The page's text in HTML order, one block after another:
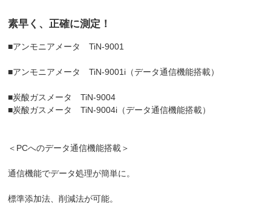
素早く、正確に測定！
■アンモニアメータ TiN-9001
■アンモニアメータ TiN-9001i（データ通信機能搭載）
■炭酸ガスメータ TiN-9004
■炭酸ガスメータ TiN-9004i（データ通信機能搭載）
＜PCへのデータ通信機能搭載＞
通信機能でデータ処理が簡単に。
標準添加法、削減法が可能。